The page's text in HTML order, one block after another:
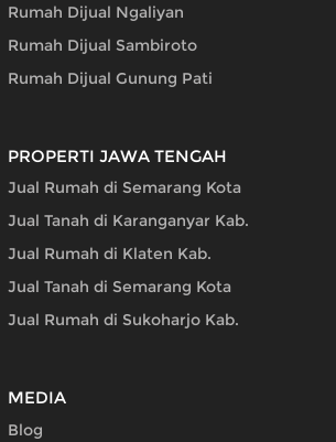
Rumah Dijual Ngaliyan
Rumah Dijual Sambiroto
Rumah Dijual Gunung Pati
PROPERTI JAWA TENGAH
Jual Rumah di Semarang Kota
Jual Tanah di Karanganyar Kab.
Jual Rumah di Klaten Kab.
Jual Tanah di Semarang Kota
Jual Rumah di Sukoharjo Kab.
MEDIA
Blog